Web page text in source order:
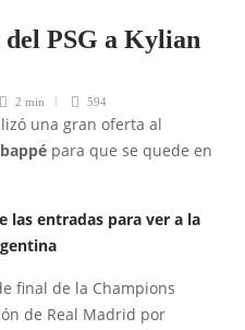
PSG a Kylian
2 min 594
una gran oferta al
para que se quede en
las entradas para ver a la
final de la Champions
de Real Madrid por